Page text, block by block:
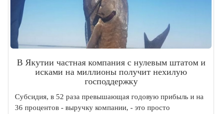
В Якутии частная компания с нулевым штатом и
исками на миллионы получит нехилую
господдержку
Субсидия, в 52 раза превышающая годовую прибыль и на
36 процентов - выручку компании, - это просто